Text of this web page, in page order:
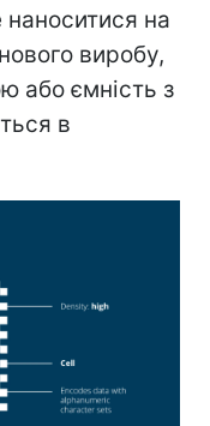
на
виробу,
або ємність з
в